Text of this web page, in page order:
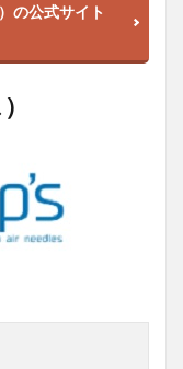
の公式サイト